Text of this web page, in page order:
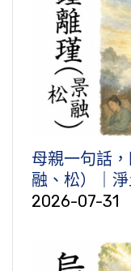
母親一句話
融、松）｜
2026-07-31